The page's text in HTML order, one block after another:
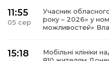
11:55
05 сер
Учасник
року – 2026» у
можливостей»
15:18
Мобільні клініки